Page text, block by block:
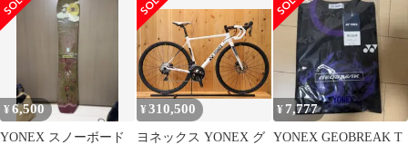
¥6,500
YONEX スノーボード
¥310,500
ヨネックス YONEX グ
¥ 7,777
YONEX GEOBREAK T